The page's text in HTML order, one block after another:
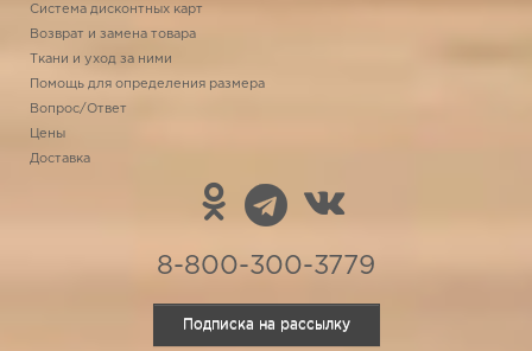
Система дисконтных карт
Возврат и замена товара
Ткани и уход за ними
Помощь для определения размера
Вопрос/Ответ
Цены
Доставка
8-800-300-3779
Подписка на рассылку